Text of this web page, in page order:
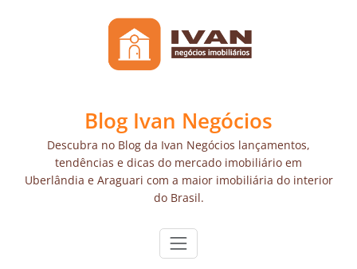
Blog Ivan Negócios
Descubra no Blog da Ivan Negócios lançamentos,
tendências e dicas do mercado imobiliário em
Uberlândia e Araguari com a maior imobiliária do interior
do Brasil.